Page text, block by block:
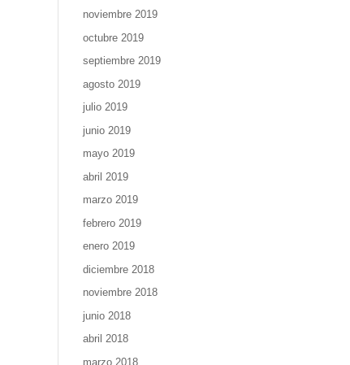
noviembre 2019
octubre 2019
septiembre 2019
agosto 2019
julio 2019
junio 2019
mayo 2019
abril 2019
marzo 2019
febrero 2019
enero 2019
diciembre 2018
noviembre 2018
junio 2018
abril 2018
marzo 2018